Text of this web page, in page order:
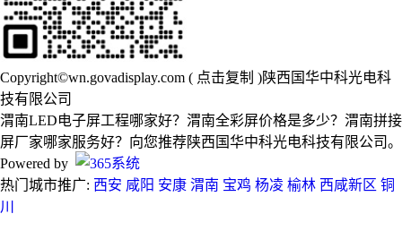
Copyright©wn.govadisplay.com ( 点击复制 )陕西国华中科光电科
技有限公司
渭南LED电子屏工程哪家好？渭南全彩屏价格是多少？渭南拼接
屏厂家哪家服务好？向您推荐陕西国华中科光电科技有限公司。
Powered by
热门城市推广: 西安 咸阳 安康 渭南 宝鸡 杨凌 榆林 西咸新区 铜
川